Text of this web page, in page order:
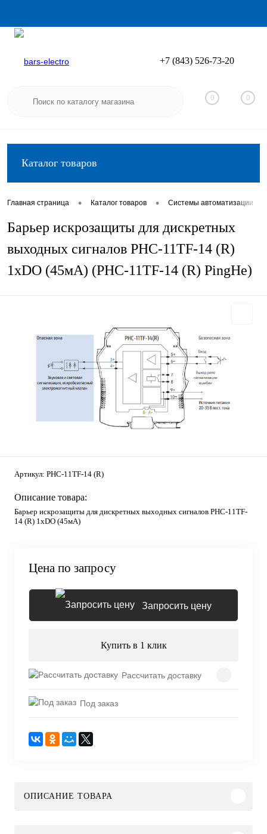
Вход
+7 (843) 526-73-20
0 0
Каталог товаров
Главная страница • Каталог товаров • Системы автоматизации
Барьер искрозащиты для дискретных
выходных сигналов PHC-11TF-14 (R)
1хDO (45мА) (PHC-11TF-14 (R) PingHe)
Артикул: PHC-11TF-14 (R)
Описание товара:
Барьер искрозащиты для дискретных выходных сигналов PHC-11TF-
14 (R) 1хDO (45мА)
Цена по запросу
Запросить цену
Купить в 1 клик
Рассчитать доставку
Под заказ
ОПИСАНИЕ ТОВАРА